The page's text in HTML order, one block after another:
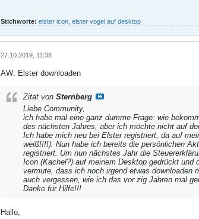
Stichworte: elster icon elster vogel auf desktop
27.10.2019, 11:38
AW: Elster downloaden
Zitat von Sternberg
Liebe Community,
ich habe mal eine ganz dumme Frage: wie
des nächsten Jahres, aber ich möchte nicht auf
Ich habe mich neu bei Elster registriert, da auf
weiß!!!!). Nun habe ich bereits die persönlichen
registriert. Um nun nächstes Jahr die
Icon (Kachel?) auf meinem Desktop gedrückt
vermute, dass ich noch irgend etwas downloaden
auch vergessen, wie ich das vor zig Jahren mal
Danke für Hilfe!!!
Hallo,